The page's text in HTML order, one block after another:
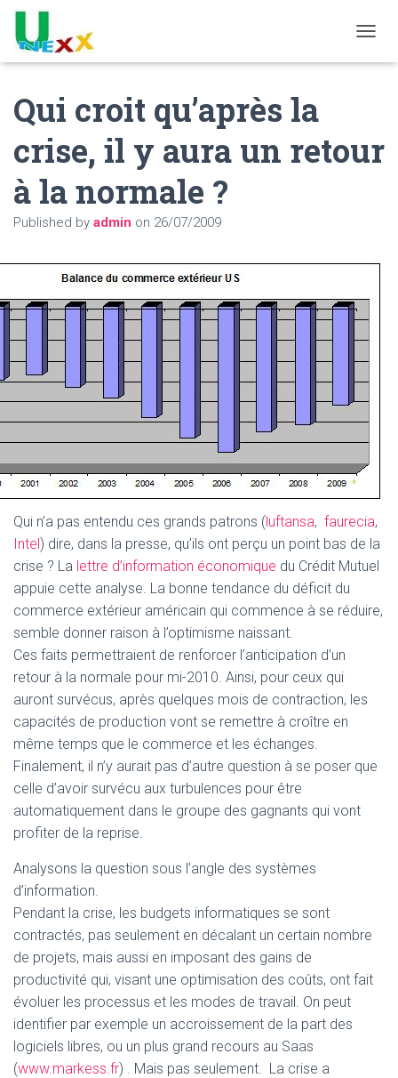
Qui croit qu’après la
crise, il y aura un retour
à la normale ?
Published by admin on 26/07/2009
Qui n’a pas entendu ces grands patrons (luftansa, faurecia,
Intel) dire, dans la presse, qu’ils ont perçu un point bas de la
crise ? La lettre d’information économique du Crédit Mutuel
appuie cette analyse. La bonne tendance du déficit du
commerce extérieur américain qui commence à se réduire,
semble donner raison à l’optimisme naissant.
Ces faits permettraient de renforcer l’anticipation d’un
retour à la normale pour mi-2010. Ainsi, pour ceux qui
auront survécus, après quelques mois de contraction, les
capacités de production vont se remettre à croître en
même temps que le commerce et les échanges.
Finalement, il n’y aurait pas d’autre question à se poser que
celle d’avoir survécu aux turbulences pour être
automatiquement dans le groupe des gagnants qui vont
profiter de la reprise.
Analysons la question sous l’angle des systèmes
d’information.
Pendant la crise, les budgets informatiques se sont
contractés, pas seulement en décalant un certain nombre
de projets, mais aussi en imposant des gains de
productivité qui, visant une optimisation des coûts, ont fait
évoluer les processus et les modes de travail. On peut
identifier par exemple un accroissement de la part des
logiciels libres, ou un plus grand recours au Saas
(www.markess.fr) . Mais pas seulement. La crise a